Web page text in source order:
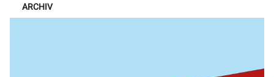
ARCHIV